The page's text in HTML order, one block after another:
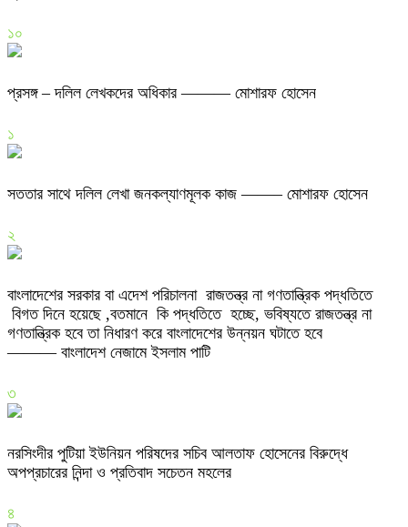
১০
প্রসঙ্গ – দলিল লেখকদের অধিকার ——— মোশারফ হোসেন
১
সততার সাথে দলিল লেখা জনকল্যাণমূলক কাজ ——– মোশারফ হোসেন
২
বাংলাদেশের সরকার বা এদেশ পরিচালনা রাজতন্ত্র না গণতান্ত্রিক পদ্ধতিতে
বিগত দিনে হয়েছে ,বতমানে কি পদ্ধতিতে হচ্ছে, ভবিষ্যতে রাজতন্ত্র না
গণতান্ত্রিক হবে তা নিধারণ করে বাংলাদেশের উন্নয়ন ঘটাতে হবে
——— বাংলাদেশ নেজামে ইসলাম পাটি
৩
নরসিংদীর পুটিয়া ইউনিয়ন পরিষদের সচিব আলতাফ হোসেনের বিরুদ্ধে
অপপ্রচারের নিন্দা ও প্রতিবাদ সচেতন মহলের
৪